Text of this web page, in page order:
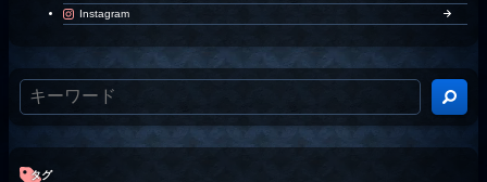
Instagram
タグ